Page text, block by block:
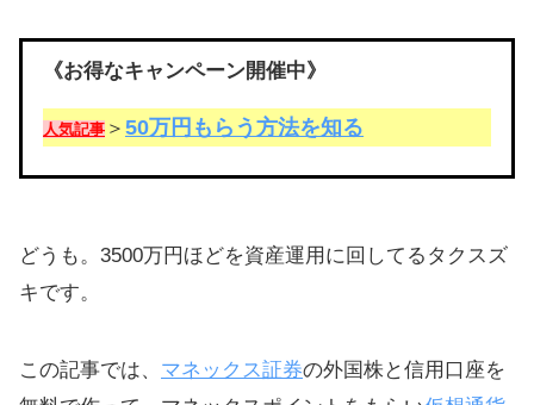
《お得なキャンペーン開催中》
人気記事 ＞ 50万円もらう方法を知る
どうも。3500万円ほどを資産運用に回してるタクスズ
キです。
この記事では、 マネックス証券の外国株と信用口座を